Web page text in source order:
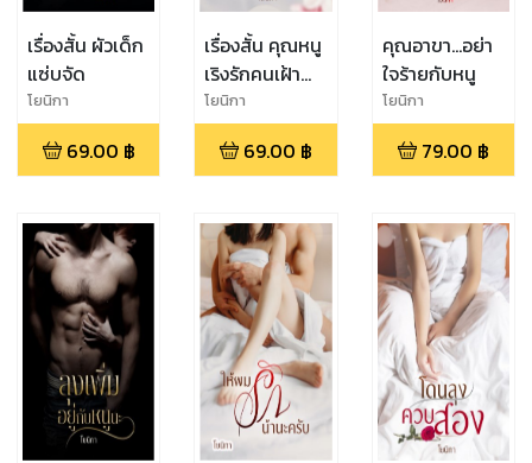
เรื่องสั้น ผัวเด็ก
แซ่บจัด
โยนิกา
69.00 ฿
เรื่องสั้น คุณหนู
เริงรักคนเฝ้า
สวน
โยนิกา
69.00 ฿
คุณอาขา...อย่า
ใจร้ายกับหนู
โยนิกา
79.00 ฿